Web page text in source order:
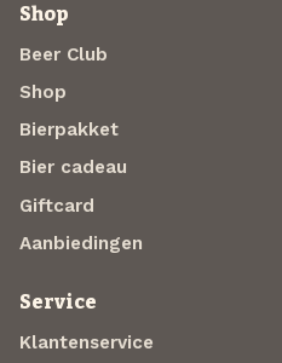
Shop
Beer Club
Shop
Bierpakket
Bier cadeau
Giftcard
Aanbiedingen
Service
Klantenservice